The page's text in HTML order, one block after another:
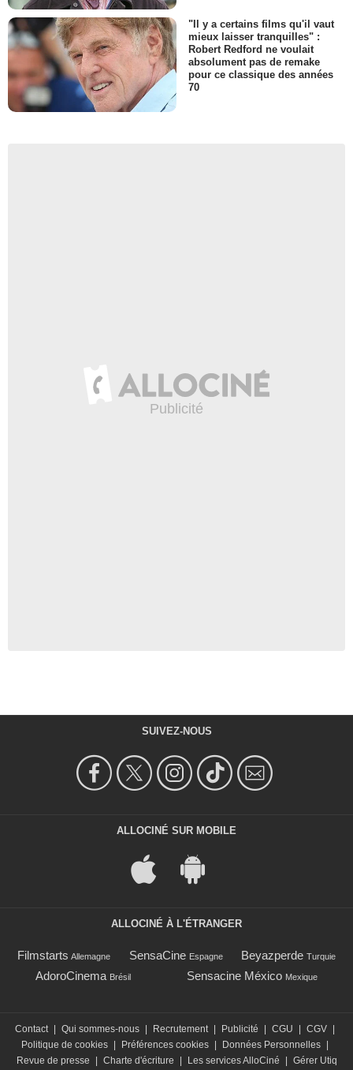
"Il y a certains films qu'il vaut
mieux laisser tranquilles" :
Robert Redford ne voulait
absolument pas de remake
pour ce classique des années
70
SUIVEZ-NOUS
ALLOCINÉ SUR MOBILE
ALLOCINÉ À L'ÉTRANGER
Filmstarts Allemagne SensaCine Espagne Beyazperde Turquie
AdoroCinema Brésil Sensacine México Mexique
Contact Qui sommes-nous Recrutement Publicité CGU CGV
Politique de cookies
Préférences cookies Données Personnelles
Revue de presse
Charte d'écriture Les services AlloCiné Gérer Utiq